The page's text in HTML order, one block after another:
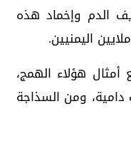
الدم وإخماد هذه
اليمنيين.
هؤلاء الهمج،
ومن السذاجة